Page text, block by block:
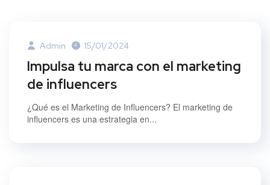
Admin 15/01/2024
Impulsa tu marca con el marketing
de influencers
¿Qué es el Marketing de Influencers? El marketing de
influencers es una estrategia en...